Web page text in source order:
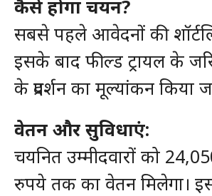
कैसे होगा चयन?
सबसे पहले आवेदनों की
इसके बाद फील्ड ट्रायल के
के प्रदर्शन का मूल्यांकन किया
वेतन और सुविधाएं:
चयनित उम्मीदवारों को
रुपये तक का वेतन मिलेगा।